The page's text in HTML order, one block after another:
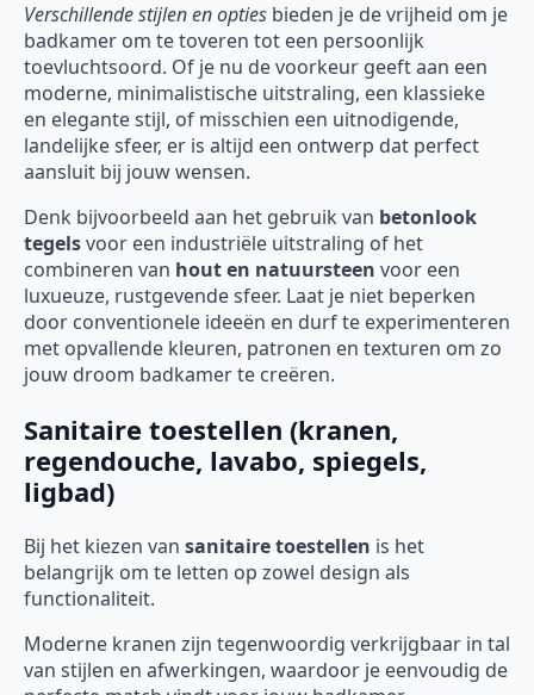
Verschillende stijlen en opties bieden je de vrijheid om je
badkamer om te toveren tot een persoonlijk
toevluchtsoord. Of je nu de voorkeur geeft aan een
moderne, minimalistische uitstraling, een klassieke
en elegante stijl, of misschien een uitnodigende,
landelijke sfeer, er is altijd een ontwerp dat perfect
aansluit bij jouw wensen.
Denk bijvoorbeeld aan het gebruik van betonlook
tegelsvoor een industriële uitstraling of het
combineren van hout en natuursteen voor een
luxueuze, rustgevende sfeer. Laat je niet beperken
door conventionele ideeën en durf te experimenteren
met opvallende kleuren, patronen en texturen om zo
jouw droom badkamer te creëren.
Sanitaire toestellen (kranen,
regendouche, lavabo, spiegels,
ligbad)
Bij het kiezen van sanitaire toestellen is het
belangrijk om te letten op zowel design als
functionaliteit.
Moderne kranen zijn tegenwoordig verkrijgbaar in tal
van stijlen en afwerkingen, waardoor je eenvoudig de